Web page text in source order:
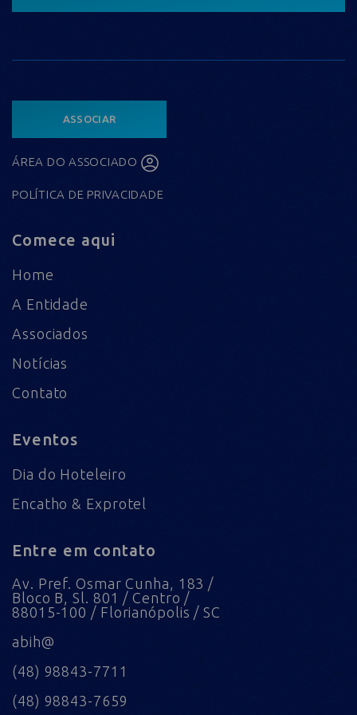
ASSOCIAR
ÁREA DO ASSOCIADO
POLÍTICA DE PRIVACIDADE
Comece aqui
Home
A Entidade
Associados
Notícias
Contato
Eventos
Dia do Hoteleiro
Encatho & Exprotel
Entre em contato
Av. Pref. Osmar Cunha, 183 /
Bloco B, Sl. 801 / Centro /
88015-100 / Florianópolis / SC
abih@
(48) 98843-7711
(48) 98843-7659